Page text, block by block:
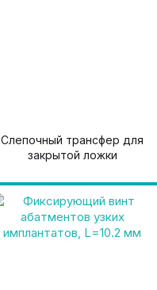
Слепочный трансфер для
закрытой ложки